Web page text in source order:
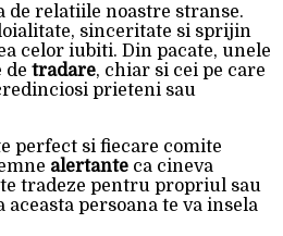
de relatiile noastre stranse.
sinceritate si sprijin
celor iubiti. Din pacate, unele
de tradare, chiar si cei pe care
prieteni sau
perfect si fiecare comite
alertante ca cineva
tradeze pentru propriul sau
persoana te va insela